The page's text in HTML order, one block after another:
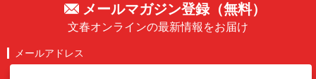
メールマガジン登録（無料）
文春オンラインの最新情報をお届け
メールアドレス